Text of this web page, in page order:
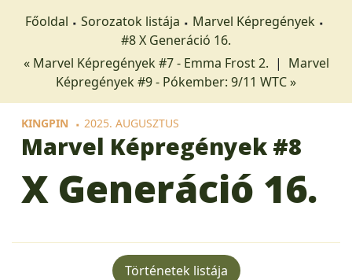
Főoldal Sorozatok listája
Marvel Képregények
#8 X Generáció 16.
« Marvel Képregények #7 - Emma Frost 2. | Marvel
Képregények #9 - Pókember: 9/11 WTC »
KINGPIN 2025. AUGUSZTUS
Marvel Képregények #8
X Generáció 16.
Történetek listája